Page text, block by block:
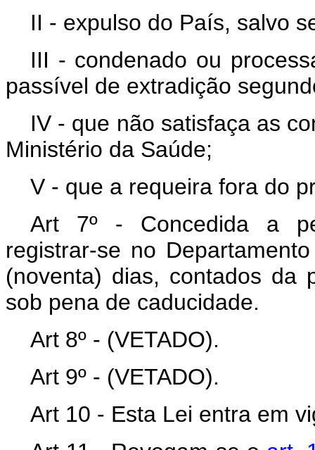
II - expulso do País, salvo
III - condenado ou
passível de extradição
IV - que não satisfaça as
Ministério da Saúde;
V - que a requeira fora do
Art 7º - Concedida a
registrar-se no
(noventa) dias, contados da
sob pena de caducidade.
Art 8º - (VETADO).
Art 9º - (VETADO).
Art 10 - Esta Lei entra em